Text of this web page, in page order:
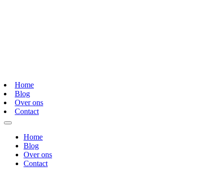
Home
Blog
Over ons
Contact
Home
Blog
Over ons
Contact